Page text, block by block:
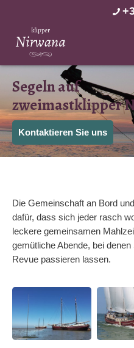
Segeln auf
zweimastklipper
Kontaktieren Sie uns
Die Gemeinschaft an Bord
dafür, dass sich jeder rasch
leckere gemeinsamen
gemütliche Abende, bei
Revue passieren lassen.